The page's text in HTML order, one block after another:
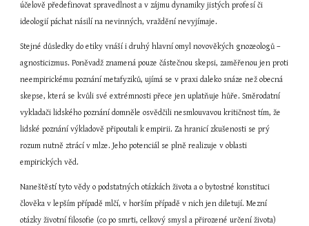
účelově předefinovat spravedlnost a v zájmu dynamiky jistých profesí či
ideologií páchat násilí na nevinných, vraždění nevyjímaje.
Stejné důsledky do etiky vnáší i druhý hlavní omyl novověkých gnozeologů –
agnosticizmus. Poněvadž znamená pouze částečnou skepsi, zaměřenou jen proti
neempirickému poznání metafyziků, ujímá se v praxi daleko snáze než obecná
skepse, která se kvůli své extrémnosti přece jen uplatňuje hůře. Směrodatní
vykladači lidského poznání domněle osvědčili nesmlouvavou kritičnost tím, že
lidské poznání výkladově připoutali k empirii. Za hranicí zkušenosti se prý
rozum nutně ztrácí v mlze. Jeho potenciál se plně realizuje v oblasti
empirických věd.
Naneštěstí tyto vědy o podstatných otázkách života a o bytostné konstituci
člověka v lepším případě mlčí, v horším případě v nich jen diletují. Mezní
otázky životní filosofie (co po smrti, celkový smysl a přirozené určení života)